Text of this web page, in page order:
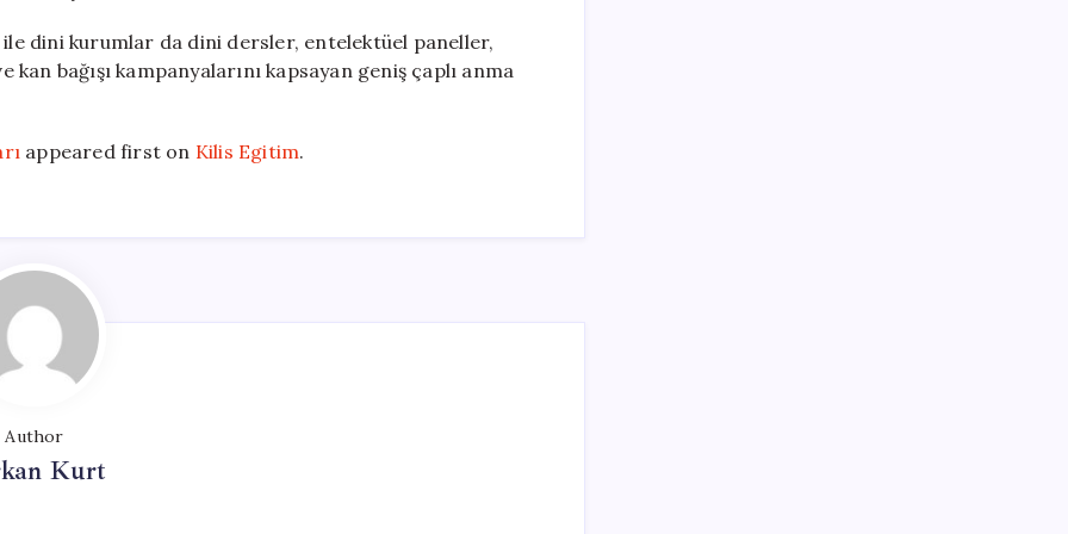
dini kurumlar da dini dersler, entelektüel paneller,
bağışı kampanyalarını kapsayan geniş çaplı anma
appeared first on Kilis Egitim.
Author
Kurt